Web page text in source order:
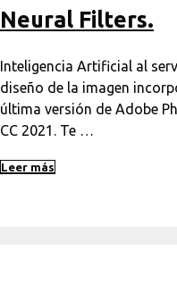
Neural Filters.
Inteligencia Artificial al
diseño de la imagen
última versión de Adobe
CC 2021. Te …
Leer más